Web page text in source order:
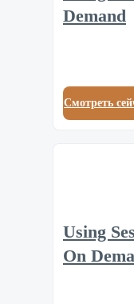
Demand
Смотреть
Using
On